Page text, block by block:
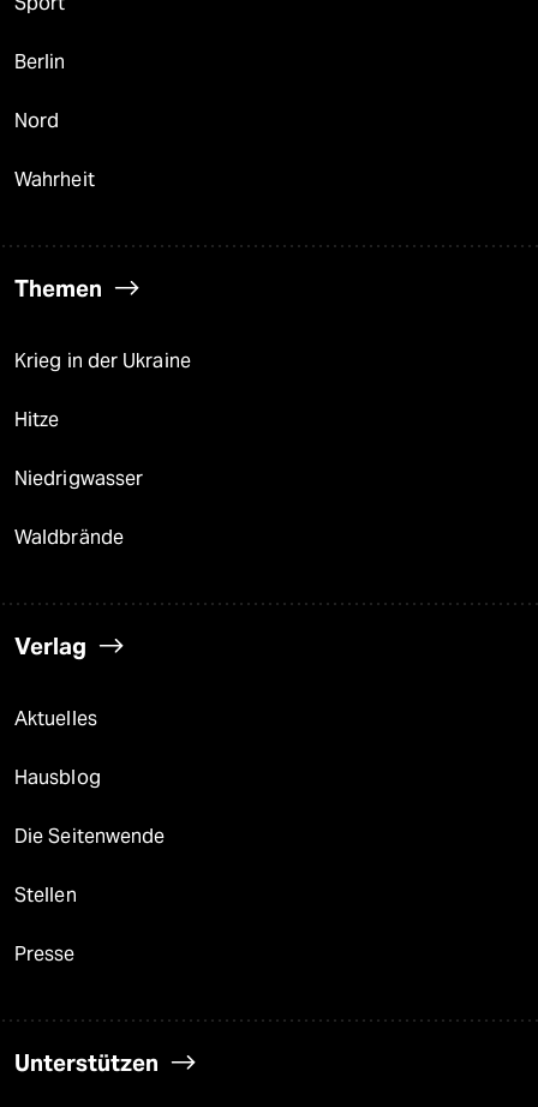
Berlin
Nord
Wahrheit
Themen
Krieg in der Ukraine
Hitze
Niedrigwasser
Waldbrände
Verlag
Aktuelles
Hausblog
Die Seitenwende
Stellen
Presse
Unterstützen